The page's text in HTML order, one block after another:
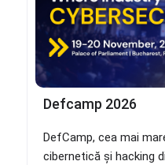
Defcamp 2026
DefCamp, cea mai
cibernetică și hacking